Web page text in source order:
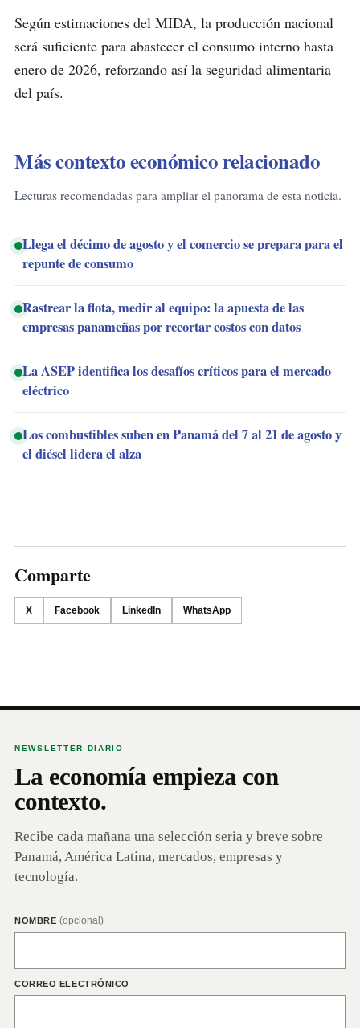
Según estimaciones del MIDA, la producción nacional
será suficiente para abastecer el consumo interno hasta
enero de 2026, reforzando así la seguridad alimentaria
del país.
Más contexto económico relacionado
Lecturas recomendadas para ampliar el panorama de esta noticia.
Llega el décimo de agosto y el comercio se prepara para el
repunte de consumo
Rastrear la flota, medir al equipo: la apuesta de las
empresas panameñas por recortar costos con datos
La ASEP identifica los desafíos críticos para el mercado
eléctrico
Los combustibles suben en Panamá del 7 al 21 de agosto y
el diésel lidera el alza
Comparte
X Facebook LinkedIn WhatsApp
NEWSLETTER DIARIO
La economía empieza con
contexto.
Recibe cada mañana una selección seria y breve sobre
Panamá, América Latina, mercados, empresas y
tecnología.
NOMBRE (opcional)
CORREO ELECTRÓNICO